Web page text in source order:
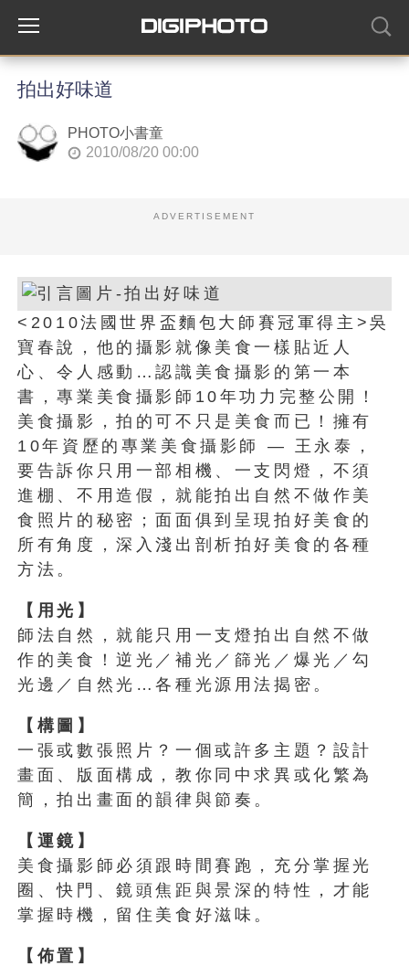
拍出好味道
PHOTO小書童
2010/08/20 00:00
ADVERTISEMENT
<2010法國世界盃麵包大師賽冠軍得主>吳
寶春說，他的攝影就像美食一樣貼近人
心、令人感動…認識美食攝影的第一本
書，專業美食攝影師10年功力完整公開！
美食攝影，拍的可不只是美食而已！擁有
10年資歷的專業美食攝影師 — 王永泰，
要告訴你只用一部相機、一支閃燈，不須
進棚、不用造假，就能拍出自然不做作美
食照片的秘密；面面俱到呈現拍好美食的
所有角度，深入淺出剖析拍好美食的各種
方法。
【用光】
師法自然，就能只用一支燈拍出自然不做
作的美食！逆光／補光／篩光／爆光／勾
光邊／自然光…各種光源用法揭密。
【構圖】
一張或數張照片？一個或許多主題？設計
畫面、版面構成，教你同中求異或化繁為
簡，拍出畫面的韻律與節奏。
【運鏡】
美食攝影師必須跟時間賽跑，充分掌握光
圈、快門、鏡頭焦距與景深的特性，才能
掌握時機，留住美食好滋味。
【佈置】